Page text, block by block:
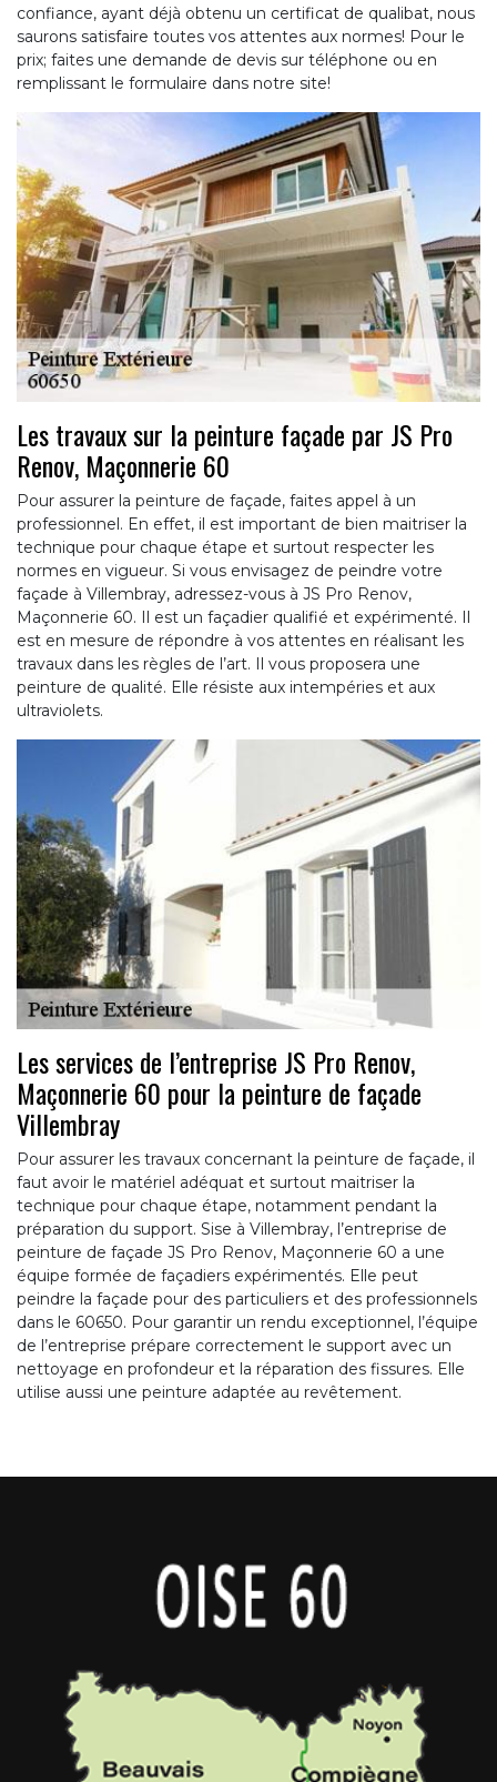
confiance, ayant déjà obtenu un certificat de qualibat, nous
saurons satisfaire toutes vos attentes aux normes! Pour le
prix; faites une demande de devis sur téléphone ou en
remplissant le formulaire dans notre site!
Les travaux sur la peinture façade par JS Pro
Renov, Maçonnerie 60
Pour assurer la peinture de façade, faites appel à un
professionnel. En effet, il est important de bien maitriser la
technique pour chaque étape et surtout respecter les
normes en vigueur. Si vous envisagez de peindre votre
façade à Villembray, adressez-vous à JS Pro Renov,
Maçonnerie 60. Il est un façadier qualifié et expérimenté. Il
est en mesure de répondre à vos attentes en réalisant les
travaux dans les règles de l’art. Il vous proposera une
peinture de qualité. Elle résiste aux intempéries et aux
ultraviolets.
Les services de l’entreprise JS Pro Renov,
Maçonnerie 60 pour la peinture de façade
Villembray
Pour assurer les travaux concernant la peinture de façade, il
faut avoir le matériel adéquat et surtout maitriser la
technique pour chaque étape, notamment pendant la
préparation du support. Sise à Villembray, l’entreprise de
peinture de façade JS Pro Renov, Maçonnerie 60 a une
équipe formée de façadiers expérimentés. Elle peut
peindre la façade pour des particuliers et des professionnels
dans le 60650. Pour garantir un rendu exceptionnel, l’équipe
de l’entreprise prépare correctement le support avec un
nettoyage en profondeur et la réparation des fissures. Elle
utilise aussi une peinture adaptée au revêtement.